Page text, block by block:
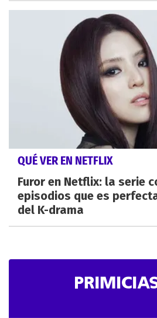
QUÉ VER EN NETFLIX
Furor en Netflix: la serie
episodios que es
del K-drama